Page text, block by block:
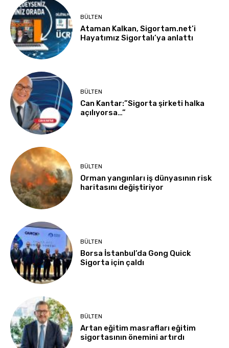
BÜLTEN
Ataman Kalkan, Sigortam.net’i
Hayatımız Sigortalı’ya anlattı
BÜLTEN
Can Kantar:”Sigorta şirketi halka
açılıyorsa…”
BÜLTEN
Orman yangınları iş dünyasının risk
haritasını değiştiriyor
BÜLTEN
Borsa İstanbul’da Gong Quick
Sigorta için çaldı
BÜLTEN
Artan eğitim masrafları eğitim
sigortasının önemini artırdı